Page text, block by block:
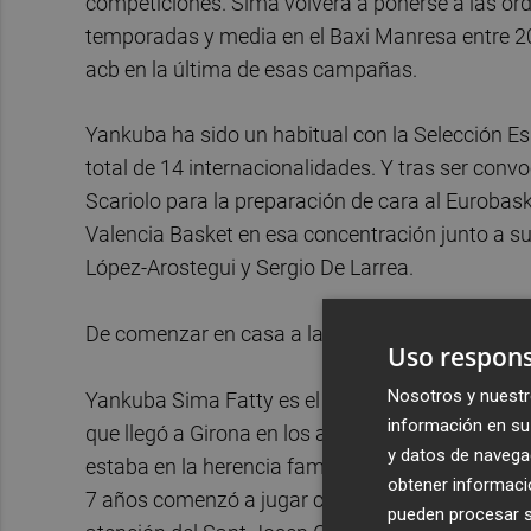
temporadas y media en el Baxi Manresa entre
acb en la última de esas campañas.
Yankuba ha sido un habitual con la Selección
total de 14 internacionalidades. Y tras ser
Scariolo para la preparación de cara al
Valencia Basket en esa concentración junto a
López-Arostegui y Sergio De Larrea.
De comenzar en casa a la aventura americana
Yankuba Sima Fatty es el quinto de los siete
que llegó a Girona en los años 80 buscando
estaba en la herencia familiar, el Yankuba
7 años comenzó a jugar con la pelota naranja
Uso
Nosotros y
información en
y datos de
obtener
pueden procesar